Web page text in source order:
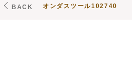
BACK オンダスツール102740